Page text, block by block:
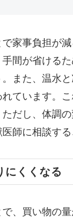
家事負担が
間が省ける
また、温水
ています。
だし、体調
師に相談する
にくくなる
、買い物の